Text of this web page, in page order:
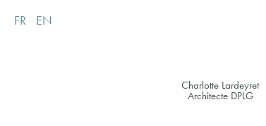
FR EN
Charlotte Lardeyret
Architecte DPLG